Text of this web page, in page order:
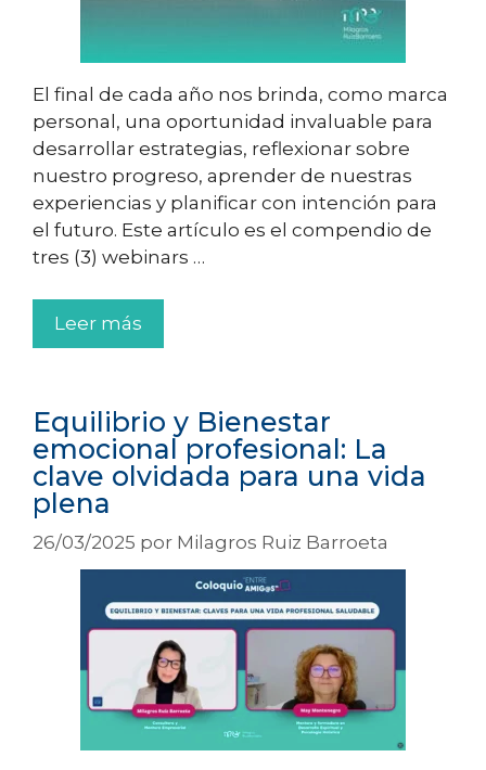
El final de cada año nos brinda, como marca
personal, una oportunidad invaluable para
desarrollar estrategias, reflexionar sobre
nuestro progreso, aprender de nuestras
experiencias y planificar con intención para
el futuro. Este artículo es el compendio de
tres (3) webinars …
Leer más
Equilibrio y Bienestar
emocional profesional: La
clave olvidada para una vida
plena
26/03/2025 por Milagros Ruiz Barroeta